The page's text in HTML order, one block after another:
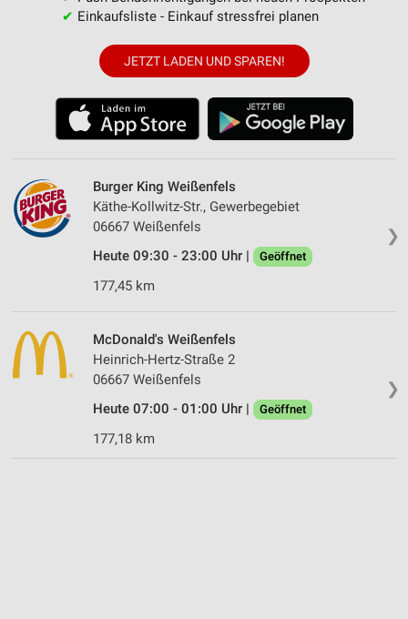
✔ Einkaufsliste - Einkauf stressfrei planen
JETZT LADEN UND SPAREN!
❯
Burger King Weißenfels
Käthe-Kollwitz-Str., Gewerbegebiet
06667 Weißenfels
Heute 09:30 - 23:00 Uhr |
Geöffnet
177,45 km
❯
McDonald's Weißenfels
Heinrich-Hertz-Straße 2
06667 Weißenfels
Heute 07:00 - 01:00 Uhr |
Geöffnet
177,18 km